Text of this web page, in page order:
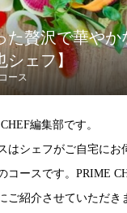
た贅沢で華やか
ェフ】
ース
編集部です。
はシェフがご自宅にお
コースです。PRIME
ご紹介させていただき